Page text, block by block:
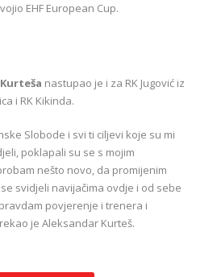
EHF European Cup.
nastupao je i za RK Jugović iz
i RK Kikinda.
Slobode i svi ti ciljevi koje su mi
poklapali su se s mojim
nešto novo, da promijenim
svidjeli navijačima ovdje i od sebe
povjerenje i trenera i
je Aleksandar Kurteš.